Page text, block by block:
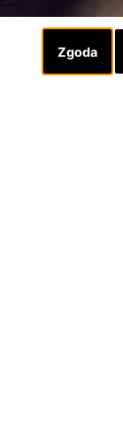
Zgoda